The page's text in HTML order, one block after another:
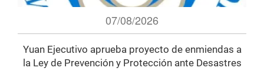
07/08/2026
Yuan Ejecutivo aprueba proyecto de enmiendas a
la Ley de Prevención y Protección ante Desastres